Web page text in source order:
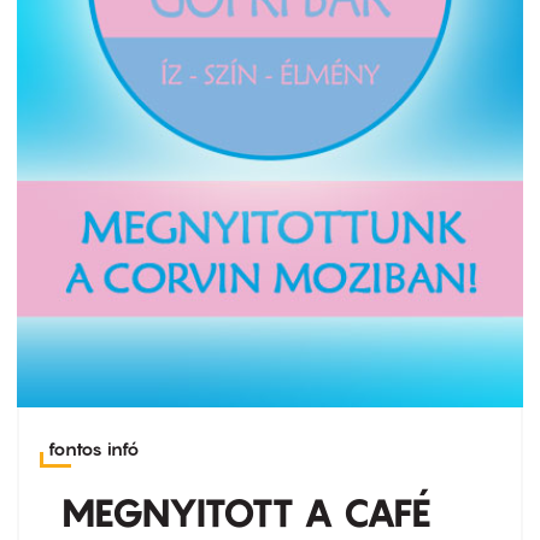
fontos infó
MEGNYITOTT A CAFÉ